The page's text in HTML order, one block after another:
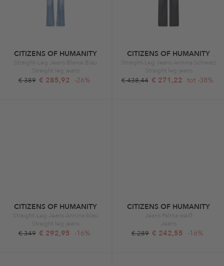
CITIZENS OF HUMANITY
Straight-Leg Jeans Blaine Blau
Straight leg jeans
€ 389 € 285,92 -26%
CITIZENS OF HUMANITY
Straight-Leg Jeans Annina Schwarz
Straight leg jeans
€ 438,44 € 271,22 tot -38%
CITIZENS OF HUMANITY
Straight-Leg Jeans Annina blau
Straight leg jeans
€ 349 € 292,95 -16%
CITIZENS OF HUMANITY
Jeans Palma weiß
Jeans
€ 289 € 242,55 -16%